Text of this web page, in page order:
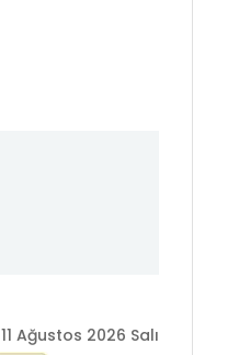
11 Ağustos 2026 Salı